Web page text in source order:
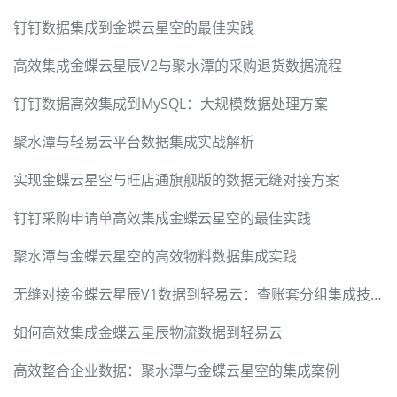
钉钉数据集成到金蝶云星空的最佳实践
高效集成金蝶云星辰V2与聚水潭的采购退货数据流程
钉钉数据高效集成到MySQL：大规模数据处理方案
聚水潭与轻易云平台数据集成实战解析
实现金蝶云星空与旺店通旗舰版的数据无缝对接方案
钉钉采购申请单高效集成金蝶云星空的最佳实践
聚水潭与金蝶云星空的高效物料数据集成实践
无缝对接金蝶云星辰V1数据到轻易云：查账套分组集成技术详解
如何高效集成金蝶云星辰物流数据到轻易云
高效整合企业数据：聚水潭与金蝶云星空的集成案例